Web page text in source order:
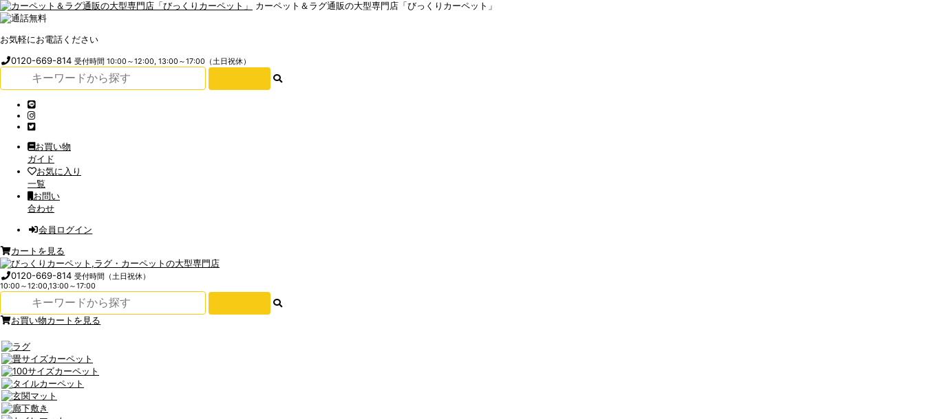
カーペット＆ラグ通販の大型専門店「びっくりカーペット」
お気軽にお電話ください
0120-669-814受付時間 10:00～12:00, 13:00～17:00（土日祝休）
お買い物
ガイド
お気に入り
一覧
お問い
合わせ
会員ログイン
カートを見る
0120-669-814受付時間（土日祝休）
10:00～12:00,13:00～17:00
お買い物カートを見る